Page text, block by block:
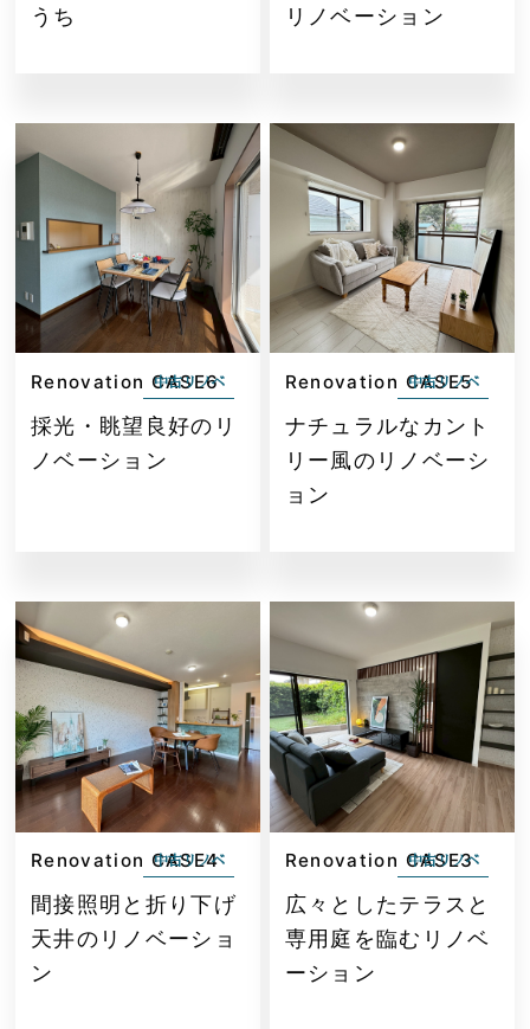
うち
リノベーション
中古リノベ
Renovation CASE6
採光・眺望良好のリ
ノベーション
中古リノベ
Renovation CASE5
ナチュラルなカント
リー風のリノベーシ
ョン
中古リノベ
Renovation CASE4
間接照明と折り下げ
天井のリノベーショ
ン
中古リノベ
Renovation CASE3
広々としたテラスと
専用庭を臨むリノベ
ーション